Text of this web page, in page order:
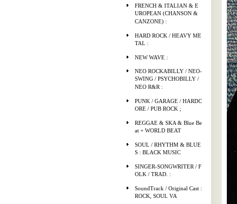
FRENCH & ITALIAN & E
UROPEAN (CHANSON &
CANZONE) :
HARD ROCK / HEAVY ME
TAL :
NEW WAVE :
NEO ROCKABILLY / NEO-
SWING / PSYCHOBILLY /
NEO R&R :
PUNK / GARAGE / HARDC
ORE / PUB ROCK ;
REGGAE & SKA & Blue Be
at + WORLD BEAT
SOUL / RHYTHM & BLUE
S : BLACK MUSIC
SINGER-SONGWRITER / F
OLK / TRAD. :
SoundTrack / Original Cast :
ROCK, SOUL VA